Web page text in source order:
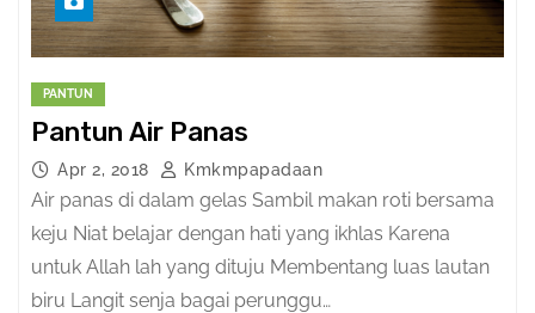
PANTUN
Pantun Air Panas
Apr 2, 2018 Kmkmpapadaan
Air panas di dalam gelas Sambil makan roti bersama
keju Niat belajar dengan hati yang ikhlas Karena
untuk Allah lah yang dituju Membentang luas lautan
biru Langit senja bagai perunggu…